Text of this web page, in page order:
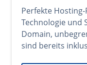
Perfekte
Technologie und
Domain,
sind bereits